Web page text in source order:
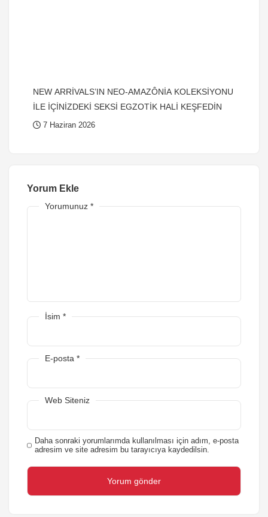
NEW ARRİVALS’IN NEO-AMAZÔNİA KOLEKSİYONU
İLE İÇİNİZDEKİ SEKSİ EGZOTİK HALİ KEŞFEDİN
7 Haziran 2026
Yorum Ekle
Yorumunuz *
İsim *
E-posta *
Web Siteniz
Daha sonraki yorumlarımda kullanılması için adım, e-posta
adresim ve site adresim bu tarayıcıya kaydedilsin.